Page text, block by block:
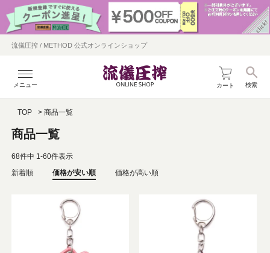
流儀圧搾 / METHOD 公式オンラインショップ
メニュー カート 検索
TOP 商品一覧
商品一覧
価格が安い順 価格が高い順
新着順
68件中 1-60件表示